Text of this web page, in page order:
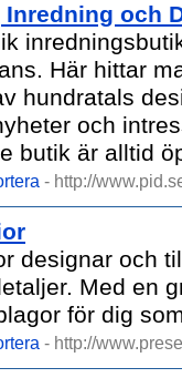
Inredning och
Här hittar
hundratals
och
butik är alltid
- http://
designar och
Med en
för dig
- http://